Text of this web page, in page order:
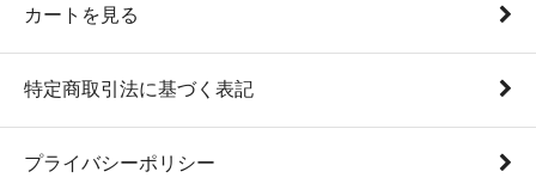
カートを見る
特定商取引法に基づく表記
プライバシーポリシー